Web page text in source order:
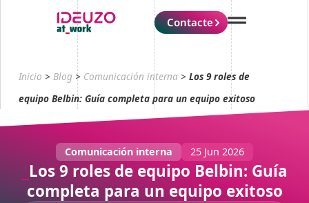
Contacte
Inicio > Blog > Comunicación interna >Los 9 roles de
equipo Belbin: Guía completa para un equipo exitoso
Comunicación interna 25 Jun 2026
Los 9 roles de equipo Belbin: Guía
completa para un equipo exitoso